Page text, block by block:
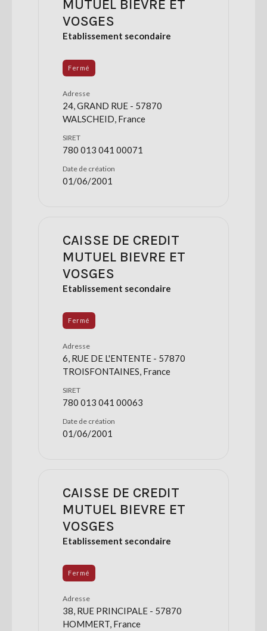
MUTUEL BIEVRE ET
VOSGES
Etablissement secondaire
Fermé
Adresse
24, GRAND RUE - 57870
WALSCHEID, France
SIRET
780 013 041 00071
Date de création
01/06/2001
CAISSE DE CREDIT
MUTUEL BIEVRE ET
VOSGES
Etablissement secondaire
Fermé
Adresse
6, RUE DE L'ENTENTE - 57870
TROISFONTAINES, France
SIRET
780 013 041 00063
Date de création
01/06/2001
CAISSE DE CREDIT
MUTUEL BIEVRE ET
VOSGES
Etablissement secondaire
Fermé
Adresse
38, RUE PRINCIPALE - 57870
HOMMERT, France